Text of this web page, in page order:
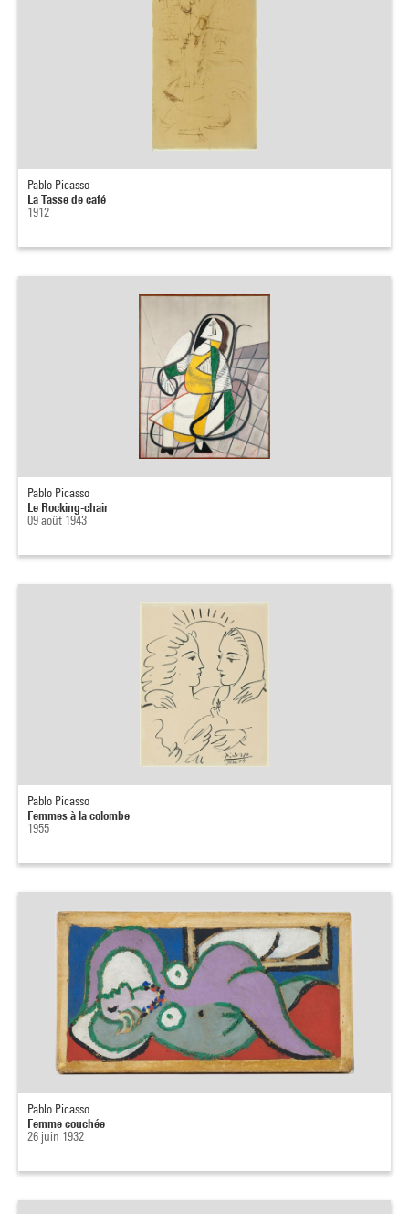
Pablo Picasso
La Tasse de café
1912
Pablo Picasso
Le Rocking-chair
09 août 1943
Pablo Picasso
Femmes à la colombe
1955
Pablo Picasso
Femme couchée
26 juin 1932